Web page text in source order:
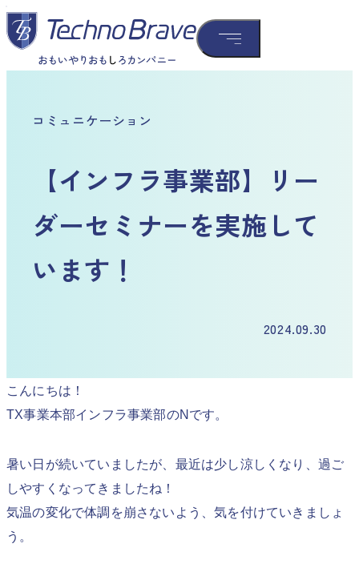
コミュニケーション
【インフラ事業部】リー
ダーセミナーを実施して
います！
2024.09.30
こんにちは！
TX事業本部インフラ事業部のNです。
暑い日が続いていましたが、最近は少し涼しくなり、過ご
しやすくなってきましたね！
気温の変化で体調を崩さないよう、気を付けていきましょ
う。